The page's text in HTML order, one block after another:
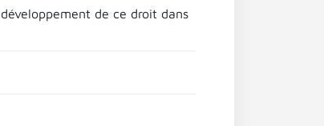
de ce droit dans